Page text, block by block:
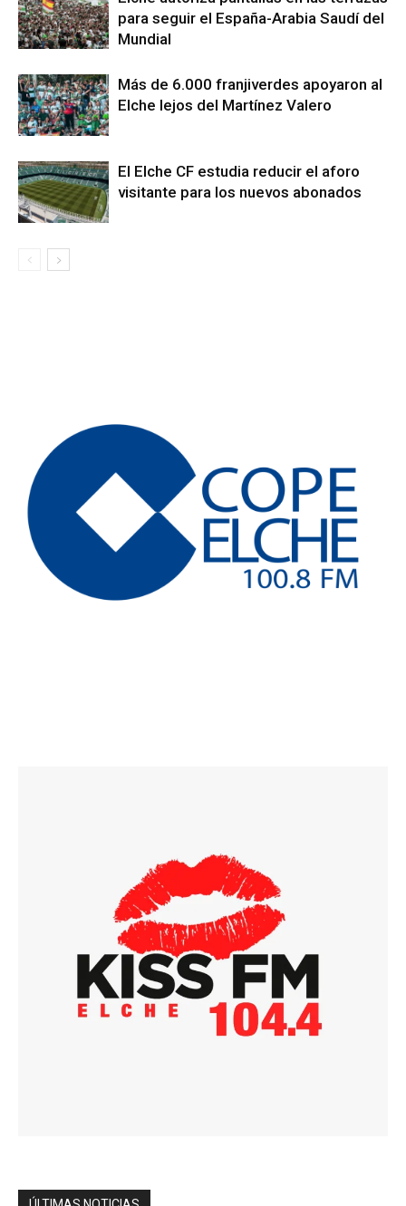
para seguir el España-Arabia Saudí del
Mundial
Más de 6.000 franjiverdes apoyaron al
Elche lejos del Martínez Valero
El Elche CF estudia reducir el aforo
visitante para los nuevos abonados